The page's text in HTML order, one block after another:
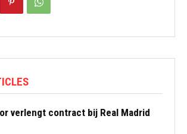
verlengt contract bij Real Madrid